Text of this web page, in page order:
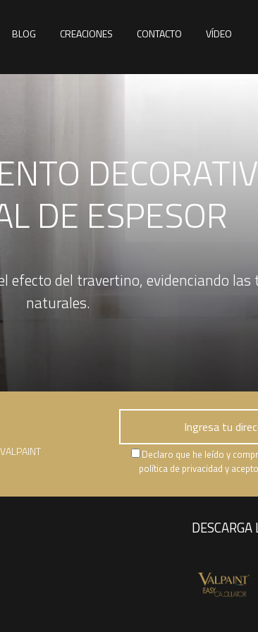
BLOG CREACIONES CONTACTO VÍDEO
DE ESPESOR
el efecto del travertino, evidenciando
naturales.
Declaro que he leído y
política de privacidad y